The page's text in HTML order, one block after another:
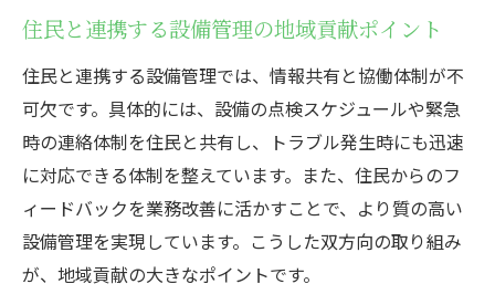
る
設備管理の仕事が注目される背景と理由
東京都の未来を支える設備管理の使命感
設備管理業界で注目される新たな動向
社会課題解決に向けた設備管理の取り組み
持続可能な地域社会を実現する設備管理力
設備管理で目指す持続可能な社会の実現
地域インフラ維持に貢献する設備管理の力
住民と連携する設備管理の地域貢献ポイント
住民と連携する設備管理では、情報共有と協働体制が不
可欠です。具体的には、設備の点検スケジュールや緊急
時の連絡体制を住民と共有し、トラブル発生時にも迅速
に対応できる体制を整えています。また、住民からのフ
ィードバックを業務改善に活かすことで、より質の高い
設備管理を実現しています。こうした双方向の取り組み
が、地域貢献の大きなポイントです。